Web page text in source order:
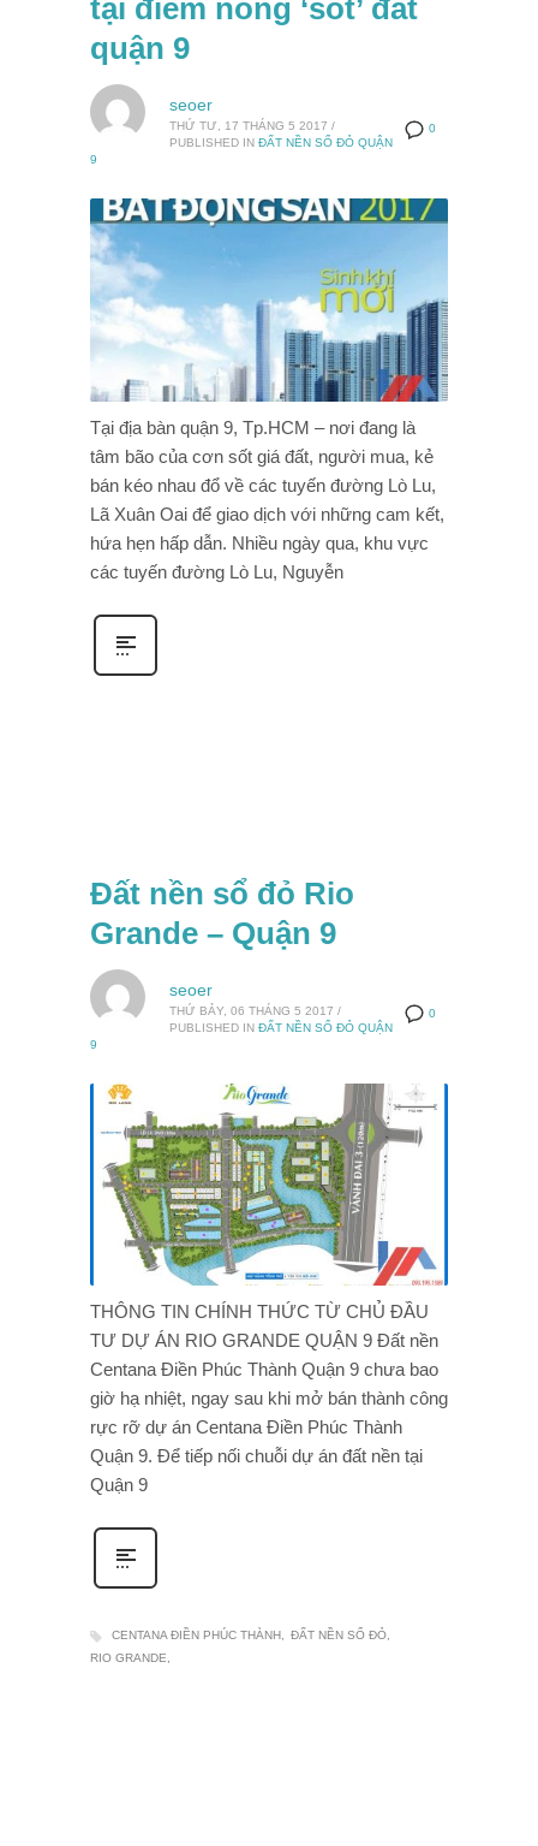
tại điểm nóng ‘sốt’ đất
quận 9
0
seoer
THỨ TƯ, 17 THÁNG 5 2017 /
PUBLISHED IN ĐẤT NỀN SỔ ĐỎ QUẬN
9
Tại địa bàn quận 9, Tp.HCM – nơi đang là
tâm bão của cơn sốt giá đất, người mua, kẻ
bán kéo nhau đổ về các tuyến đường Lò Lu,
Lã Xuân Oai để giao dịch với những cam kết,
hứa hẹn hấp dẫn. Nhiều ngày qua, khu vực
các tuyến đường Lò Lu, Nguyễn
Đất nền sổ đỏ Rio
Grande – Quận 9
0
seoer
THỨ BẢY, 06 THÁNG 5 2017 /
PUBLISHED IN ĐẤT NỀN SỔ ĐỎ QUẬN
9
THÔNG TIN CHÍNH THỨC TỪ CHỦ ĐẦU
TƯ DỰ ÁN RIO GRANDE QUẬN 9 Đất nền
Centana Điền Phúc Thành Quận 9 chưa bao
giờ hạ nhiệt, ngay sau khi mở bán thành công
rực rỡ dự án Centana Điền Phúc Thành
Quận 9. Để tiếp nối chuỗi dự án đất nền tại
Quận 9
CENTANA ĐIỀN PHÚC THÀNH
ĐẤT NỀN SỔ ĐỎ
RIO GRANDE